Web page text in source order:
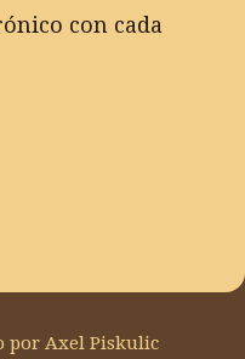
con cada
por Axel Piskulic